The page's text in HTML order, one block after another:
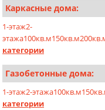
Каркасные дома:
1-этаж2-
этажа100кв.м150кв.м
категории
Газобетонные дома:
1-этаж2-этажа100кв.м
категории